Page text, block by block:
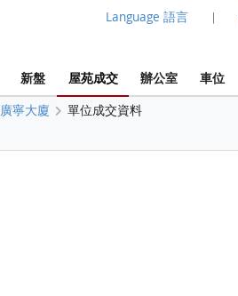
Language 語言 |
新盤 屋苑成交 辦公室 車位
廣寧大廈 單位成交資料